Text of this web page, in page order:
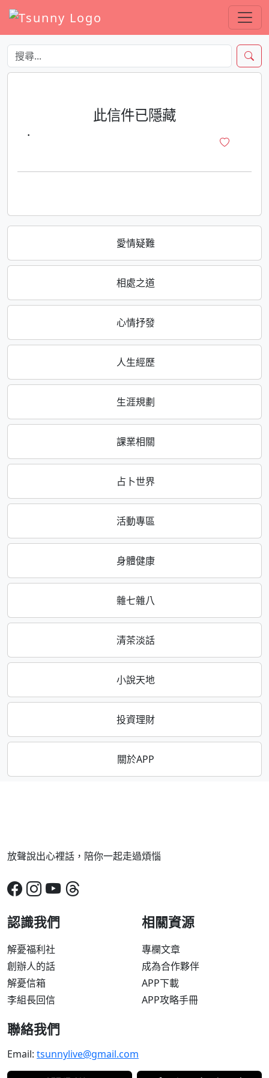
愛情疑難
相處之道
心情抒發
人生經歷
生涯規劃
課業相關
占卜世界
活動專區
身體健康
雜七雜八
清茶淡話
小說天地
投資理財
關於APP
此信件已隱藏
·
放聲說出心裡話，陪你一起走過煩惱
認識我們
解憂福利社
創辦人的話
解憂信箱
李組長回信
相關資源
專欄文章
成為合作夥伴
APP下載
APP攻略手冊
聯絡我們
Email: tsunnylive@gmail.com